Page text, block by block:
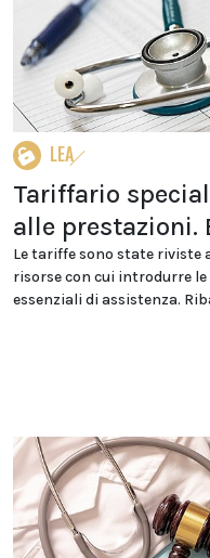
LEA
Tariffario
alle prestazioni.
Le tariffe sono state riviste
risorse con cui introdurre
essenziali di assistenza.